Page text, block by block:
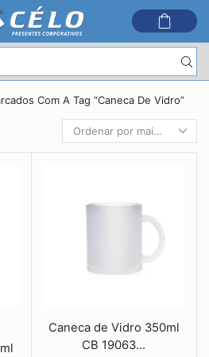
de
pesquisa
Com A Tag “Caneca De Vidro”
Caneca de Vidro 350ml
CB 19063...